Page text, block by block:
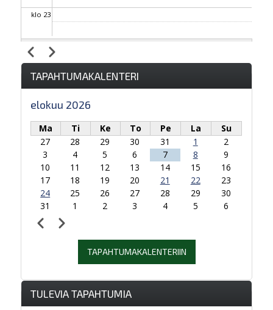
klo 23
Sivutus
EdellinenSeuraava
TAPAHTUMAKALENTERI
elokuu 2026
Ma Ti Ke To Pe La
Su
27
28 29 30 31 1
2
3
4 5 6 7 8
9
10
11 12 13 14 15
16
17
18 19 20 21 22
23
24
25 26 27 28 29
30
31
1 2 3 4 5
6
Sivutus
EdellinenSeuraava
TAPAHTUMAKALENTERIIN
TULEVIA TAPAHTUMIA